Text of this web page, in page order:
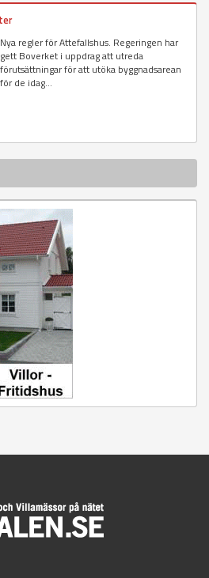
Nya regler för Attefallshus. Regeringen har
gett Boverket i uppdrag att utreda
förutsättningar för att utöka byggnadsarean
för de idag...